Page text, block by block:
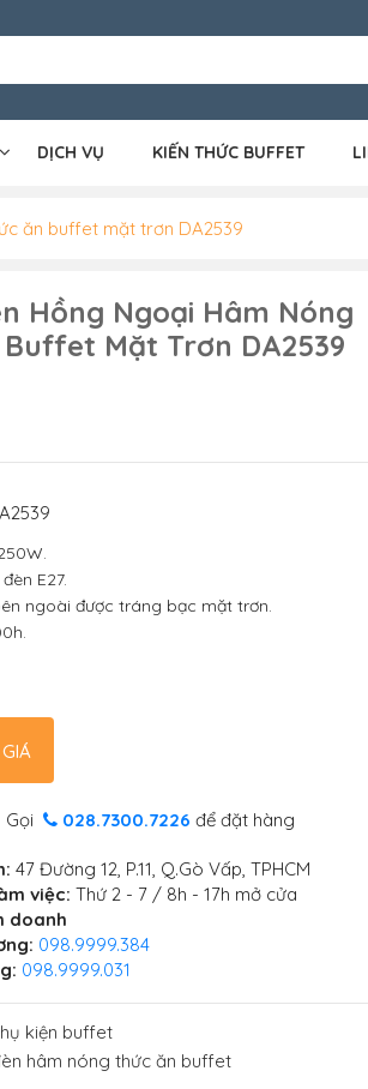
DỊCH VỤ KIẾN THỨC BUFFET
ăn buffet mặt trơn DA2539
Hồng Ngoại Hâm Nóng
Buffet Mặt Trơn DA2539
E27.
ngoài được tráng bạc mặt trơn.
Gọi 028.7300.7226 để đặt hàng
47 Đường 12, P.11, Q.Gò Vấp, TPHCM
việc: Thứ 2 - 7 / 8h - 17h mở cửa
doanh
098.9999.384
098.9999.031
kiện buffet
hâm nóng thức ăn buffet